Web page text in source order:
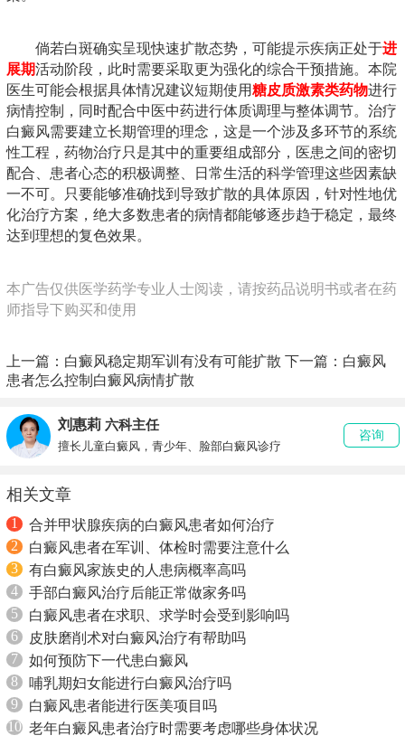
倘若白斑确实呈现快速扩散态势，可能提示疾病正处于进
展期活动阶段，此时需要采取更为强化的综合干预措施。本院
医生可能会根据具体情况建议短期使用糖皮质激素类药物进行
病情控制，同时配合中医中药进行体质调理与整体调节。治疗
白癜风需要建立长期管理的理念，这是一个涉及多环节的系统
性工程，药物治疗只是其中的重要组成部分，医患之间的密切
配合、患者心态的积极调整、日常生活的科学管理这些因素缺
一不可。只要能够准确找到导致扩散的具体原因，针对性地优
化治疗方案，绝大多数患者的病情都能够逐步趋于稳定，最终
达到理想的复色效果。
本广告仅供医学药学专业人士阅读，请按药品说明书或者在药
师指导下购买和使用
上一篇： 白癜风稳定期军训有没有可能扩散 下一篇： 白癜风
患者怎么控制白癜风病情扩散
刘惠莉 六科主任
擅长儿童白癜风，青少年、脸部白癜风诊疗
咨询
相关文章
1
合并甲状腺疾病的白癜风患者如何治疗
2
白癜风患者在军训、体检时需要注意什么
3
有白癜风家族史的人患病概率高吗
4
手部白癜风治疗后能正常做家务吗
5
白癜风患者在求职、求学时会受到影响吗
6
皮肤磨削术对白癜风治疗有帮助吗
7
如何预防下一代患白癜风
8
哺乳期妇女能进行白癜风治疗吗
9
白癜风患者能进行医美项目吗
10 老年白癜风患者治疗时需要考虑哪些身体状况